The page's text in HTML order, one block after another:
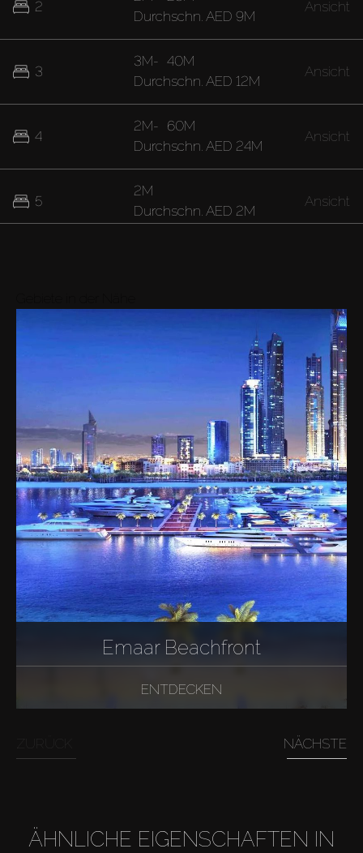
2
3
4
5
Durchschn. AED 9M
Ansicht
3M- 40M
Durchschn. AED 12M
Ansicht
2M- 60M
Durchschn. AED 24M
Ansicht
2M
Durchschn. AED 2M
Ansicht
Emaar Beachfront
ENTDECKEN
NÄCHSTE
ÄHNLICHE EIGENSCHAFTEN IN